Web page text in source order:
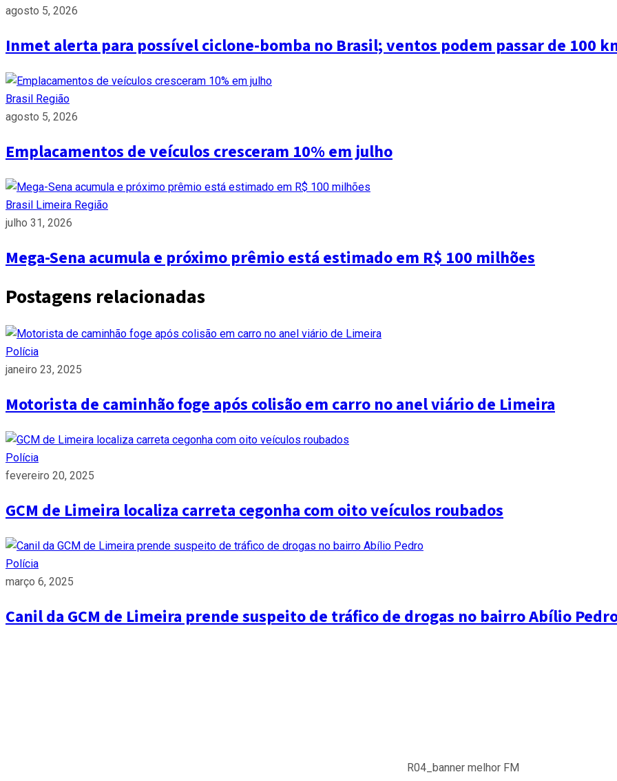
agosto 5, 2026
Inmet alerta para possível ciclone-bomba no Brasil; ventos podem passar de 100
Brasil Região
agosto 5, 2026
Emplacamentos de veículos cresceram 10% em julho
Brasil Limeira Região
julho 31, 2026
Mega-Sena acumula e próximo prêmio está estimado em R$ 100 milhões
Postagens relacionadas
Polícia
janeiro 23, 2025
Motorista de caminhão foge após colisão em carro no anel viário de Limeira
Polícia
fevereiro 20, 2025
GCM de Limeira localiza carreta cegonha com oito veículos roubados
Polícia
março 6, 2025
Canil da GCM de Limeira prende suspeito de tráfico de drogas no bairro Abílio
R04_banner melhor FM